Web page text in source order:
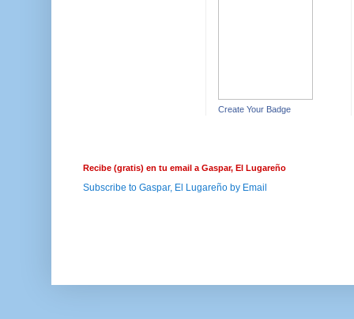
Create Your Badge
Recibe (gratis) en tu email a Gaspar, El Lugareño
Subscribe to Gaspar, El Lugareño by Email